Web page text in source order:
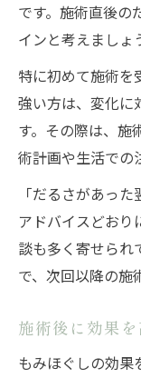
です。施術直後の
インと考えましょ
特に初めて施術を
強い方は、変化に
す。その際は、施
術計画や生活での
「だるさがあっ
アドバイスどおり
談も多く寄せられ
で、次回以降の施
施術後に効果
もみほぐしの効果